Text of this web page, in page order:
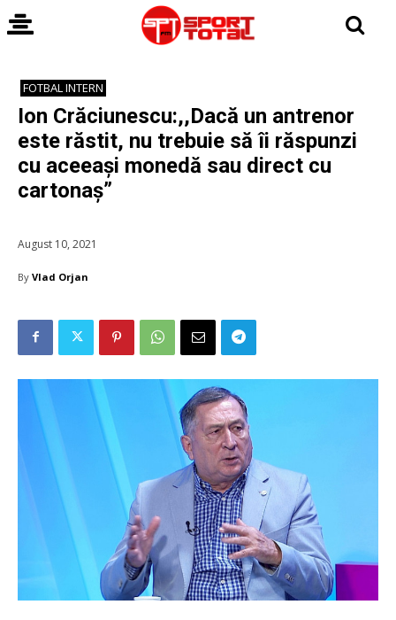
FOTBAL INTERN
Ion Crăciunescu:,,Dacă un antrenor
este răstit, nu trebuie să îi răspunzi
cu aceeași monedă sau direct cu
cartonaș”
August 10, 2021
By Vlad Orjan